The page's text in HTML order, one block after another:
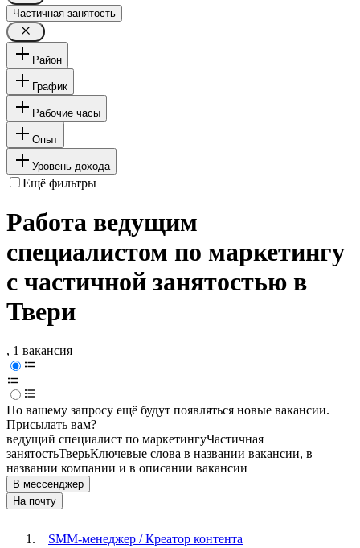
Частичная занятость
Район
График
Рабочие часы
Опыт
Уровень дохода
Ещё фильтры
Работа ведущим
специалистом по маркетингу
с частичной занятостью в
Твери
, 1 вакансия
По вашему запросу ещё будут появляться новые вакансии.
Присылать вам?
ведущий специалист по маркетингуЧастичная
занятостьТверьКлючевые слова в названии вакансии, в
названии компании и в описании вакансии
В мессенджер
На почту
SMM-менеджер / Креатор контента